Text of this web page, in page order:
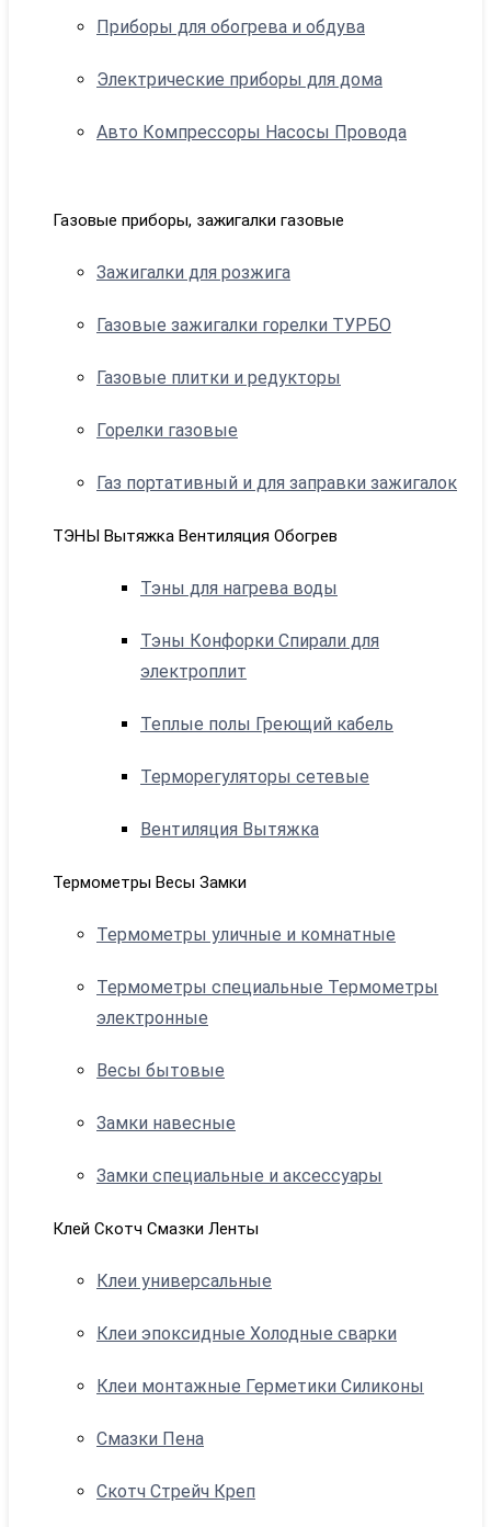
Приборы для обогрева и обдува
Электрические приборы для дома
Авто Компрессоры Насосы Провода
Газовые приборы, зажигалки газовые
Зажигалки для розжига
Газовые зажигалки горелки ТУРБО
Газовые плитки и редукторы
Горелки газовые
Газ портативный и для заправки зажигалок
ТЭНЫ Вытяжка Вентиляция Обогрев
Тэны для нагрева воды
Тэны Конфорки Спирали для
электроплит
Теплые полы Греющий кабель
Терморегуляторы сетевые
Вентиляция Вытяжка
Термометры Весы Замки
Термометры уличные и комнатные
Термометры специальные Термометры
электронные
Весы бытовые
Замки навесные
Замки специальные и аксессуары
Клей Скотч Смазки Ленты
Клеи универсальные
Клеи эпоксидные Холодные сварки
Клеи монтажные Герметики Силиконы
Смазки Пена
Скотч Стрейч Креп